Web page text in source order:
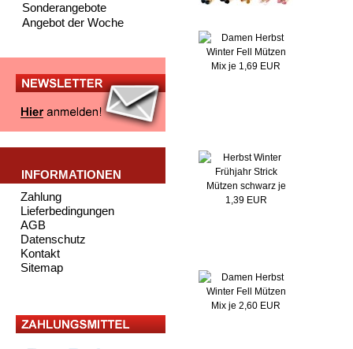
Sonderangebote
Angebot der Woche
INFORMATIONEN
Zahlung
Lieferbedingungen
AGB
Datenschutz
Kontakt
Sitemap